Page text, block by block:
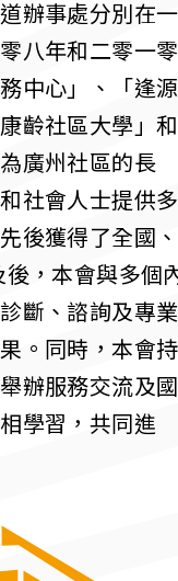
辦事處分別在一
八年和二零一零
中心」、「逢源
齡社區大學」和
廣州社區的長
社會人士提供多
後獲得了全國、
後，本會與多個
斷、諮詢及專業
。同時，本會持
辦服務交流及國
學習，共同進
譚子舜